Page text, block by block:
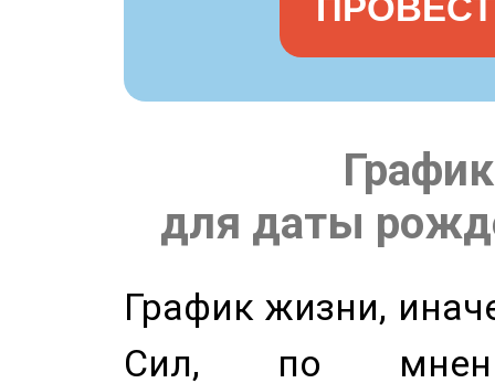
для даты
График жизни,
Сил, по